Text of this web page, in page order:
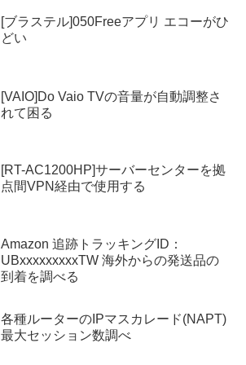
[ブラステル]050Freeアプリ エコーがひ
どい
[VAIO]Do Vaio TVの音量が自動調整さ
れて困る
[RT-AC1200HP]サーバーセンターを拠
点間VPN経由で使用する
Amazon 追跡トラッキングID：
UBxxxxxxxxxTW 海外からの発送品の
到着を調べる
各種ルーターのIPマスカレード(NAPT)
最大セッション数調べ